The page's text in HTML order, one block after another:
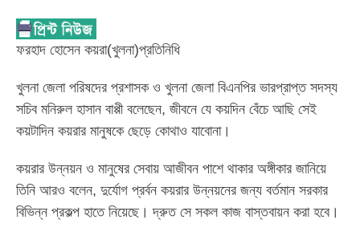
ফরহাদ হোসেন কয়রা(খুলনা)প্রতিনিধি
খুলনা জেলা পরিষদের প্রশাসক ও খুলনা জেলা বিএনপির ভারপ্রাপ্ত সদস্য
সচিব মনিরুল হাসান বাপ্পী বলেছেন, জীবনে যে কয়দিন বেঁচে আছি সেই
কয়টাদিন কয়রার মানুষকে ছেড়ে কোথাও যাবোনা।
কয়রার উন্নয়ন ও মানুষের সেবায় আজীবন পাশে থাকার অঙ্গীকার জানিয়ে
তিনি আরও বলেন, দুর্যোগ প্রর্বন কয়রার উন্নয়নের জন্য বর্তমান সরকার
বিভিন্ন প্রকল্প হাতে নিয়েছে। দ্রুত সে সকল কাজ বাস্তবায়ন করা হবে।